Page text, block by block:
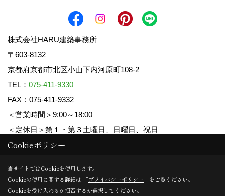
株式会社HARU建築事務所
〒603-8132
京都府京都市北区小山下内河原町108-2
TEL： 075-411-9330
FAX：075-411-9332
＜営業時間＞9:00～18:00
＜定休日＞第１・第３土曜日、日曜日、祝日
Copyright (c) HARU ARCHITECTS CO.,LTD. All Rights Reserved.
Produced byゴデスクリエイト
Cookieポリシー
当サイトではCookieを使用します。
Cookieの使用に関する詳細は 「プライバシーポリシー 」をご覧ください。
Cookieを受け入れるか拒否するか選択してください。